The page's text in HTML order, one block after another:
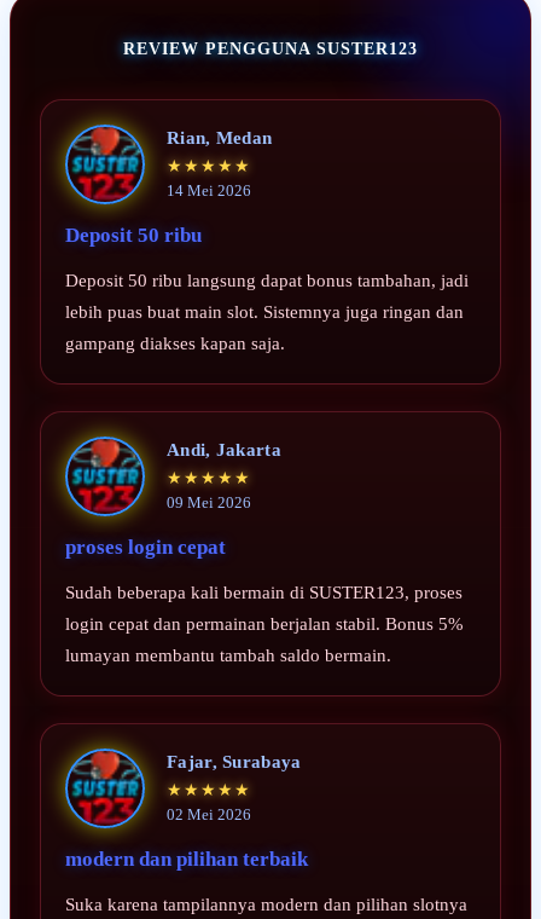
REVIEW PENGGUNA SUSTER123
Rian, Medan
★★★★★
14 Mei 2026
Deposit 50 ribu
Deposit 50 ribu langsung dapat bonus tambahan, jadi
lebih puas buat main slot. Sistemnya juga ringan dan
gampang diakses kapan saja.
Andi, Jakarta
★★★★★
09 Mei 2026
proses login cepat
Sudah beberapa kali bermain di SUSTER123, proses
login cepat dan permainan berjalan stabil. Bonus 5%
lumayan membantu tambah saldo bermain.
Fajar, Surabaya
★★★★★
02 Mei 2026
modern dan pilihan terbaik
Suka karena tampilannya modern dan pilihan slotnya